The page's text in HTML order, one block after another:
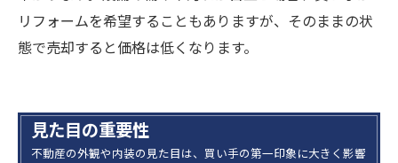
リフォームを希望することもありますが、そのままの状
態で売却すると価格は低くなります。
見た目の重要性
不動産の外観や内装の見た目は、買い手の第一印象に大きく影響